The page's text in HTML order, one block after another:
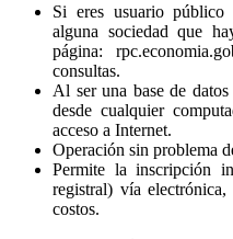
Si eres usuario
alguna sociedad que
página:
consultas.
Al ser una base de
desde cualquier
acceso a Internet.
Operación sin problema
Permite la inscripción
registral) vía
costos.